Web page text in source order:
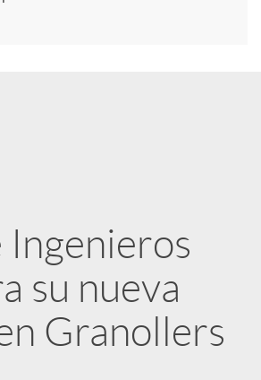
Ingenieros
su nueva
Granollers